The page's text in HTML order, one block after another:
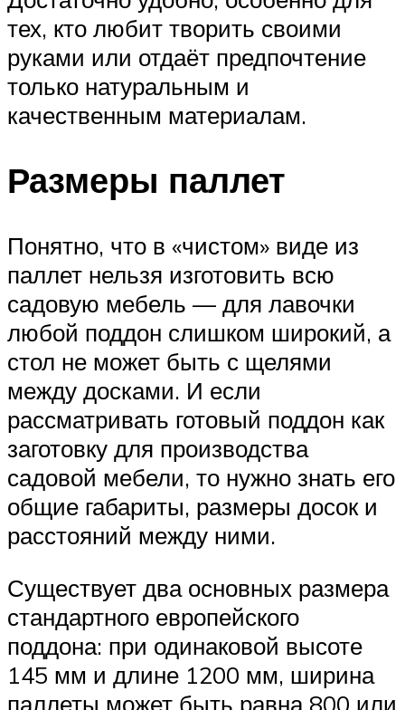
тех, кто любит творить своими
руками или отдаёт предпочтение
только натуральным и
качественным материалам.
Размеры паллет
Понятно, что в «чистом» виде из
паллет нельзя изготовить всю
садовую мебель — для лавочки
любой поддон слишком широкий, а
стол не может быть с щелями
между досками. И если
рассматривать готовый поддон как
заготовку для производства
садовой мебели, то нужно знать его
общие габариты, размеры досок и
расстояний между ними.
Существует два основных размера
стандартного европейского
поддона: при одинаковой высоте
145 мм и длине 1200 мм, ширина
паллеты может быть равна 800 или